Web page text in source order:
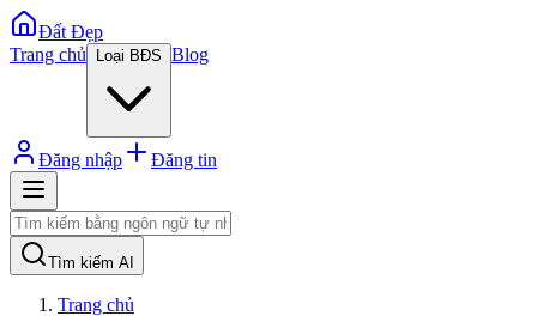
Đất Đẹp
Trang chủ
Loại BĐS Blog
Đăng nhập Đăng tin
Tìm kiếm AI
Trang chủ